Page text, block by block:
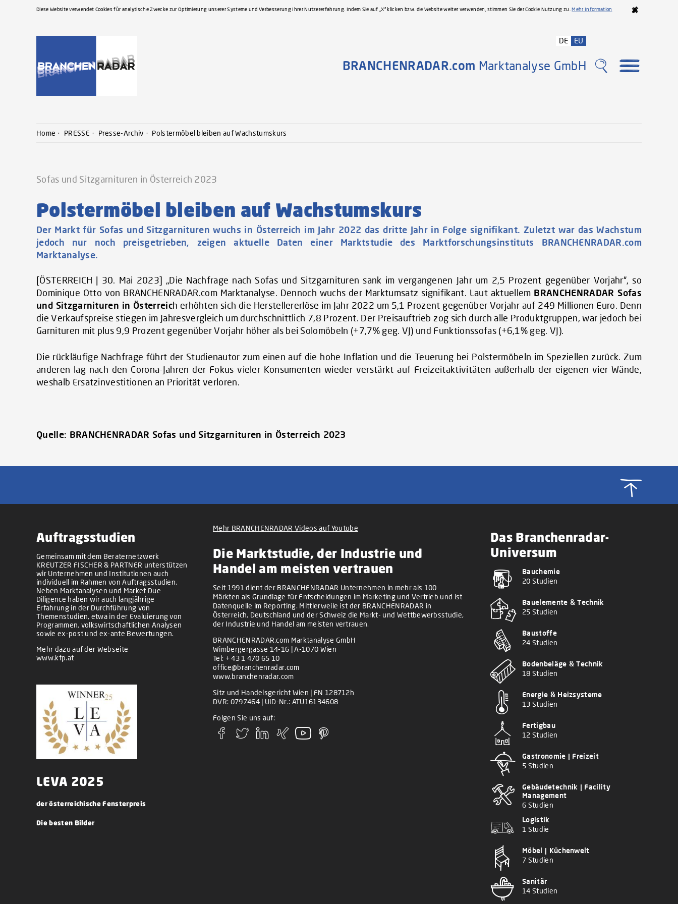
Diese Website verwendet Cookies für analytische Zwecke zur Optimierung unserer Systeme und Verbesserung Ihrer Nutzererfahrung. Indem Sie auf „X“ klicken bzw. die Website weiter verwenden, stimmen Sie der Cookie Nutzung zu.Mehr Information
BRANCHENRADAR.com Marktanalyse GmbH
DE EU
Home PRESSE Presse-Archiv Polstermöbel bleiben auf Wachstumskurs
Sofas und Sitzgarnituren in Österreich 2023
Polstermöbel bleiben auf Wachstumskurs
Der Markt für Sofas und Sitzgarnituren wuchs in Österreich im Jahr 2022 das dritte Jahr in Folge signifikant. Zuletzt war das Wachstum
jedoch nur noch preisgetrieben, zeigen aktuelle Daten einer Marktstudie des Marktforschungsinstituts BRANCHENRADAR.com
Marktanalyse.
[ÖSTERREICH | 30. Mai 2023] „Die Nachfrage nach Sofas und Sitzgarnituren sank im vergangenen Jahr um 2,5 Prozent gegenüber Vorjahr“, so
Dominique Otto von BRANCHENRADAR.com Marktanalyse. Dennoch wuchs der Marktumsatz signifikant. Laut aktuellem BRANCHENRADAR Sofas
und Sitzgarnituren in Österreich erhöhten sich die Herstellererlöse im Jahr 2022 um 5,1 Prozent gegenüber Vorjahr auf 249 Millionen Euro. Denn
die Verkaufspreise stiegen im Jahresvergleich um durchschnittlich 7,8 Prozent. Der Preisauftrieb zog sich durch alle Produktgruppen, war jedoch bei
Garnituren mit plus 9,9 Prozent gegenüber Vorjahr höher als bei Solomöbeln (+7,7% geg. VJ) und Funktionssofas (+6,1% geg. VJ).
Die rückläufige Nachfrage führt der Studienautor zum einen auf die hohe Inflation und die Teuerung bei Polstermöbeln im Speziellen zurück. Zum
anderen lag nach den Corona-Jahren der Fokus vieler Konsumenten wieder verstärkt auf Freizeitaktivitäten außerhalb der eigenen vier Wände,
weshalb Ersatzinvestitionen an Priorität verloren.
Quelle: BRANCHENRADAR Sofas und Sitzgarnituren in Österreich 2023
Auftragsstudien
Gemeinsam mit dem Beraternetzwerk
KREUTZER FISCHER & PARTNER unterstützen
wir Unternehmen und Institutionen auch
individuell im Rahmen von Auftragsstudien.
Neben Marktanalysen und Market Due
Diligence haben wir auch langjährige
Erfahrung in der Durchführung von
Themenstudien, etwa in der Evaluierung von
Programmen, volkswirtschaftlichen Analysen
sowie ex-post und ex-ante Bewertungen.
Mehr dazu auf der Webseite
www.kfp.at
LEVA 2025
der österreichische Fensterpreis
Die besten Bilder
Mehr BRANCHENRADAR Videos auf Youtube
Die Marktstudie, der Industrie und
Handel am meisten vertrauen
Seit 1991 dient der BRANCHENRADAR Unternehmen in mehr als 100
Märkten als Grundlage für Entscheidungen im Marketing und Vertrieb und ist
Datenquelle im Reporting. Mittlerweile ist der BRANCHENRADAR in
Österreich, Deutschland und der Schweiz die Markt- und Wettbewerbsstudie,
der Industrie und Handel am meisten vertrauen.
BRANCHENRADAR.com Marktanalyse GmbH
Wimbergergasse 14-16 | A-1070 Wien
Tel: + 43 1 470 65 10
office@branchenradar.com
www.branchenradar.com
Sitz und Handelsgericht Wien | FN 128712h
DVR: 0797464 | UID-Nr.: ATU16134608
Folgen Sie uns auf:
Das Branchenradar-
Universum
Bauchemie
20 Studien
Bauelemente & Technik
25 Studien
Baustoffe
24 Studien
Bodenbeläge & Technik
18 Studien
Energie & Heizsysteme
13 Studien
Fertigbau
12 Studien
Gastronomie | Freizeit
5 Studien
Gebäudetechnik | Facility
Management
6 Studien
Logistik
1 Studie
Möbel | Küchenwelt
7 Studien
Sanitär
14 Studien